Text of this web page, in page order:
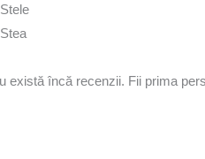
există încă recenzii. Fii prima